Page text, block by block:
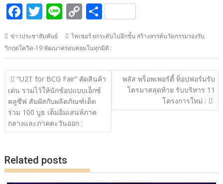
F
e
b
o
o
k
T
itt
er
Li
n
e
C
o
p
y
Li
n
k
S
ar
e
ข่าวประชาสัมพันธ์
ไฟเซอร์ ยกระดับไปอีกขั้น สร้างสรรค์นวัตกรรมรองรับ
วิกฤตโควิด-19 พัฒนาครอบคลุมในทุกมิติ :
แนะแนว
เรื่อง
“U2T for BCG Fair” คัดสินค้า
เด่น รวมไว้ให้นักช้อปแบบเอ็กซ์
คลูซีฟ สัมผัสกับผลิตภัณฑ์เด็ด
ร่วม 100 บูธ เต็มอิ่มเสน่ห์ภาค
กลางและภาคตะวันออก :
พลัส พร็อพเพอร์ตี้ ท็อปฟอร์มรับ
ไตรมาสสุดท้าย รับบริหาร 11
โครงการใหม่ :
Related posts